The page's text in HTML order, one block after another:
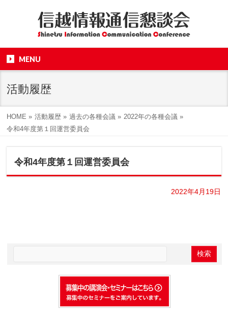
MENU
活動履歴
HOME » 活動履歴 » 過去の各種会議 » 2022年の各種会議 »
令和4年度第１回運営委員会
令和4年度第１回運営委員会
2022年4月19日